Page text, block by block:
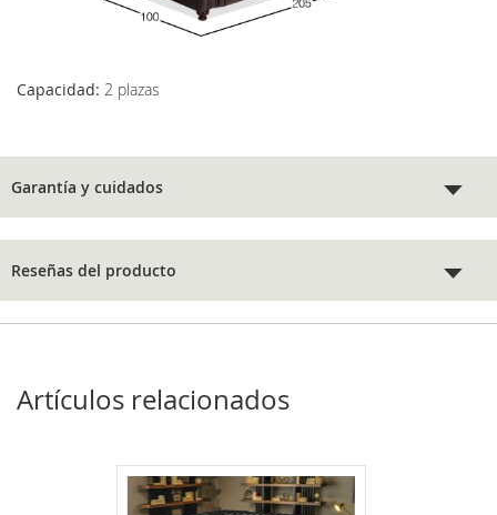
Capacidad: 2 plazas
Garantía y cuidados
Reseñas del producto
Artículos relacionados